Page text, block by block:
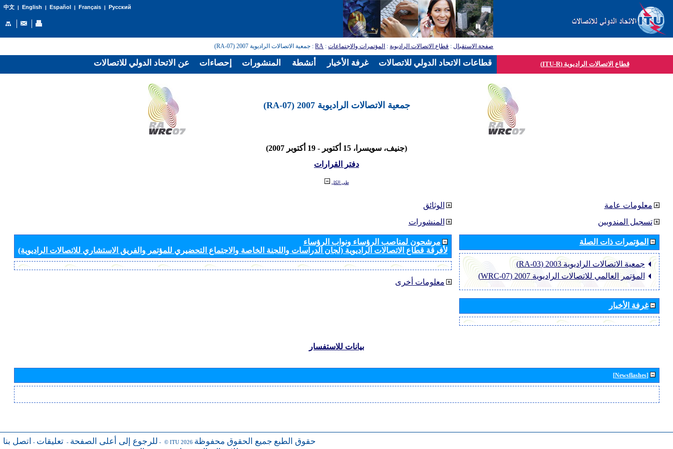
中文| English | Español | Français| Русский
صفحة الاستقبال: قطاع الاتصالات الراديوية: المؤتمرات والاجتماعات:
RA: جمعية الاتصالات الراديوية 2007 (RA-07)
قطاع الاتصالات الراديوية (ITU-R)
جمعية الاتصالات الراديوية 2007 (RA-07)
(جنيف، سويسرا، 15 أكتوبر - 19 أكتوبر 2007)
دفتر القرارات
طي الكل
الوثائق
المنشورات
مرشحون لمناصب الرؤساء ونواب الرؤساء
لأفرقة قطاع الاتصالات الراديوية (لجان الدراسات واللجنة الخاصة والاجتماع التحضيري للمؤتمر والفريق الاستشاري للاتصالات الراديوية)
معلومات أخرى
معلومات عامة
تسجيل المندوبين
المؤتمرات ذات الصلة
جمعية الاتصالات الراديوية 2003 (RA-03)
المؤتمر العالمي للاتصالات الراديوية 2007 (WRC-07)
غرفة الأخبار
بيانات للاستفسار
[Newsflashes]
للرجوع إلى أعلى الصفحة - تعليقات - اتصل بنا - © ITU 2026 حقوق الطبع جميع الحقوق محفوظة
عن الاتحاد الدولي للاتصالات إحصاءات المنشورات أنشطة غرفة الأخبار قطاعات الاتحاد الدولي للاتصالات